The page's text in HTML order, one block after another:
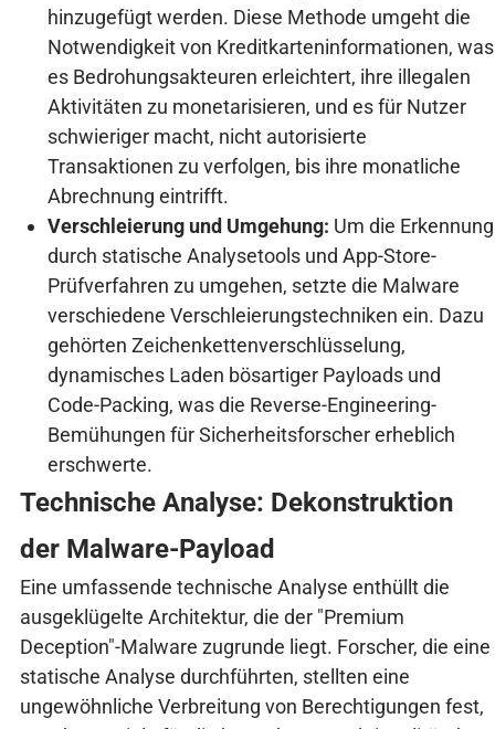
hinzugefügt werden. Diese Methode umgeht die
Notwendigkeit von Kreditkarteninformationen, was
es Bedrohungsakteuren erleichtert, ihre illegalen
Aktivitäten zu monetarisieren, und es für Nutzer
schwieriger macht, nicht autorisierte
Transaktionen zu verfolgen, bis ihre monatliche
Abrechnung eintrifft.
Verschleierung und Umgehung: Um die Erkennung
durch statische Analysetools und App-Store-
Prüfverfahren zu umgehen, setzte die Malware
verschiedene Verschleierungstechniken ein. Dazu
gehörten Zeichenkettenverschlüsselung,
dynamisches Laden bösartiger Payloads und
Code-Packing, was die Reverse-Engineering-
Bemühungen für Sicherheitsforscher erheblich
erschwerte.
Technische Analyse: Dekonstruktion
der Malware-Payload
Eine umfassende technische Analyse enthüllt die
ausgeklügelte Architektur, die der "Premium
Deception"-Malware zugrunde liegt. Forscher, die eine
statische Analyse durchführten, stellten eine
ungewöhnliche Verbreitung von Berechtigungen fest,